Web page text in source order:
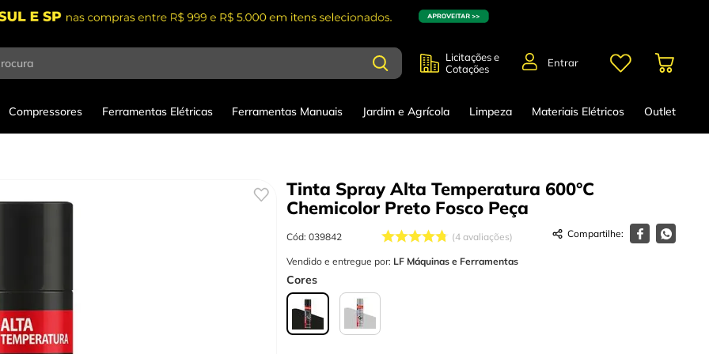
Licitações e
Cotações
Entrar
Compressores Ferramentas Elétricas Ferramentas Manuais Jardim e Agrícola Limpeza Materiais Elétricos Outlet
Tinta Spray Alta Temperatura 600°C
Chemicolor Preto Fosco Peça
Cód: 039842 4 avaliações
Vendido e entregue por: LF Máquinas e Ferramentas
Cores